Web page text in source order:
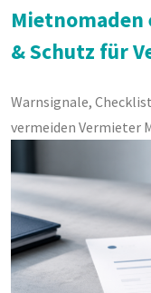
Mietnomaden
& Schutz für
Warnsignale,
vermeiden Vermieter